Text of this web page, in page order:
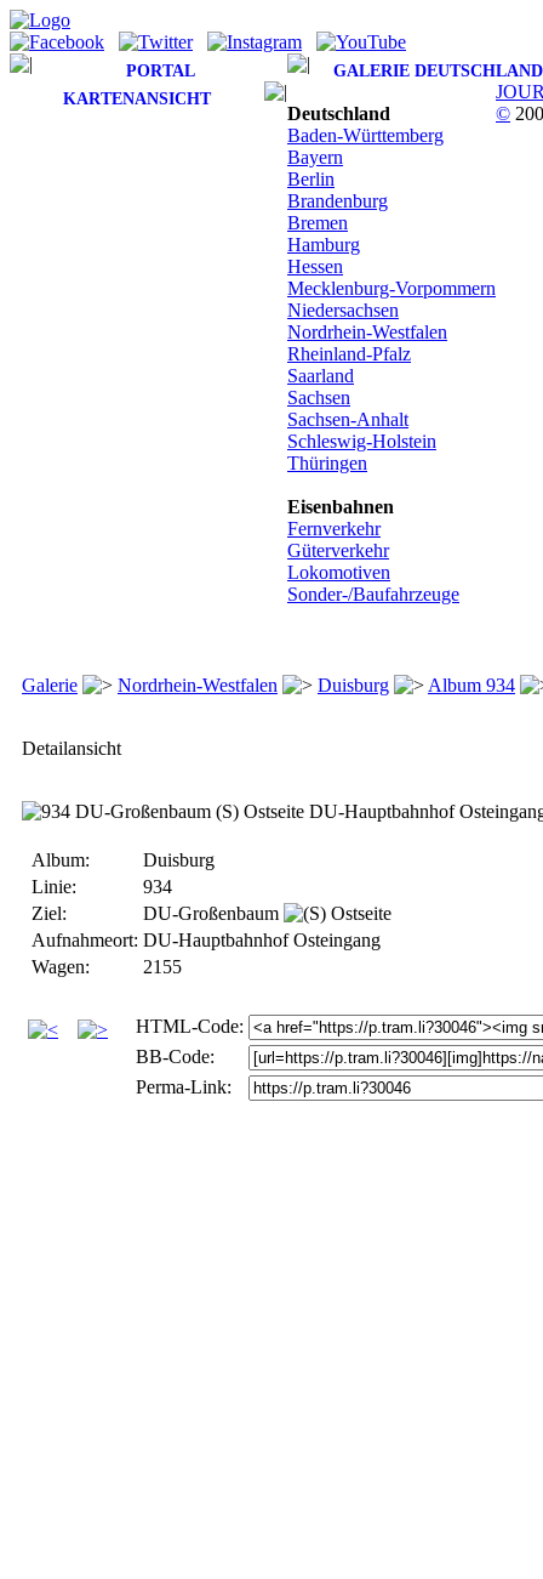
PORTAL
GALERIE DEUTSCHLAND
KARTENANSICHT
Deutschland
Baden-Württemberg
Bayern
Berlin
Brandenburg
Bremen
Hamburg
Hessen
Mecklenburg-Vorpommern
Niedersachsen
Nordrhein-Westfalen
Rheinland-Pfalz
Saarland
Sachsen
Sachsen-Anhalt
Schleswig-Holstein
Thüringen
Eisenbahnen
Fernverkehr
Güterverkehr
Lokomotiven
Sonder-/Baufahrzeuge
Galerie Nordrhein-Westfalen Duisburg Album 934
Detailansicht
Album:
Duisburg
Linie:
934
Ziel:
DU-Großenbaum
Ostseite
Aufnahmeort: DU-Hauptbahnhof Osteingang
Wagen:
2155
HTML-Code:
BB-Code:
Perma-Link:
©